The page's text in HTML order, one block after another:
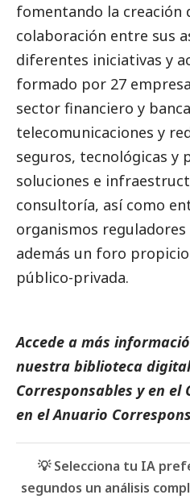
fomentando la creación
colaboración entre sus
diferentes iniciativas y
formado por 27
sector financiero y
telecomunicaciones y
seguros, tecnológicas y
soluciones e
consultoría, así como
organismos reguladores
además un foro
público-privada.
Accede a más
nuestra biblioteca
Corresponsables y en el
en elAnuario
💡 Selecciona tu IA
segundos un análisis